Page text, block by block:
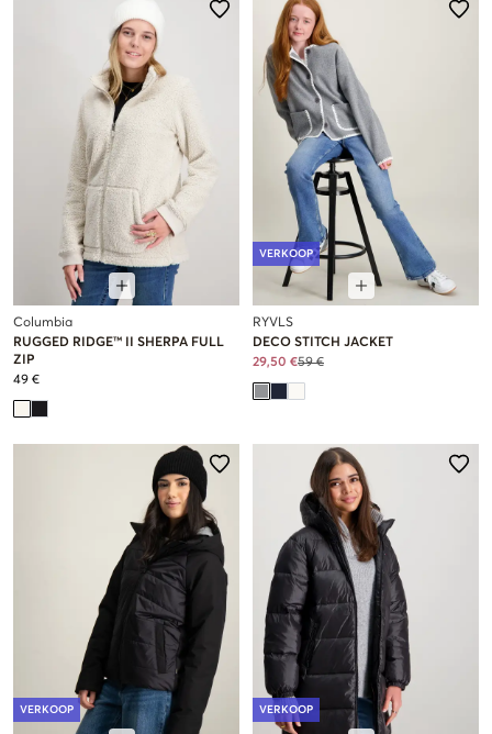
Columbia
RUGGED RIDGE™ II SHERPA FULL
ZIP
49 €
VERKOOP
RYVLS
DECO STITCH JACKET
29,50 €59 €
VERKOOP VERKOOP